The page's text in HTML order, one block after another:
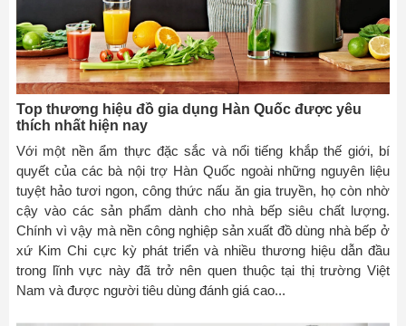
Top thương hiệu đồ gia dụng Hàn Quốc được yêu
thích nhất hiện nay
Với một nền ẩm thực đặc sắc và nổi tiếng khắp thế giới, bí
quyết của các bà nội trợ Hàn Quốc ngoài những nguyên liệu
tuyệt hảo tươi ngon, công thức nấu ăn gia truyền, họ còn nhờ
cậy vào các sản phẩm dành cho nhà bếp siêu chất lượng.
Chính vì vậy mà nền công nghiệp sản xuất đồ dùng nhà bếp ở
xứ Kim Chi cực kỳ phát triển và nhiều thương hiệu dẫn đầu
trong lĩnh vực này đã trở nên quen thuộc tại thị trường Việt
Nam và được người tiêu dùng đánh giá cao...